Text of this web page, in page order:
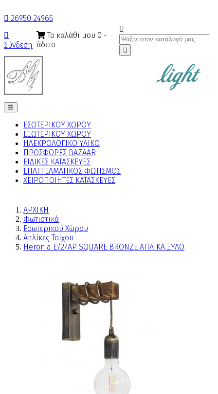
 26950 24965

Σύνδεση
Το καλάθι μου 0 -
άδειο


Toggle
navigation
☰
ΕΣΩΤΕΡΙΚΟΥ ΧΩΡΟΥ
ΕΞΩΤΕΡΙΚΟΥ ΧΩΡΟΥ
ΗΛΕΚΡΟΛΟΓΙΚΟ ΥΛΙΚΟ
ΠΡΟΣΦΟΡΕΣ BAZAAR
ΕΙΔΙΚΕΣ ΚΑΤΑΣΚΕΥΕΣ
ΕΠΑΓΓΕΛΜΑΤΙΚΟΣ ΦΩΤΙΣΜΟΣ
ΧΕΙΡΟΠΟΙΗΤΕΣ ΚΑΤΑΣΚΕΥΕΣ
ΑΡΧΙΚΗ
Φωτιστικά
Εσωτερικού Χώρου
Απλίκες Τοίχου
Heronia Ε/27ΑΡ SQUARE BRONZE ΑΠΛΙΚΑ ΞΥΛΟ